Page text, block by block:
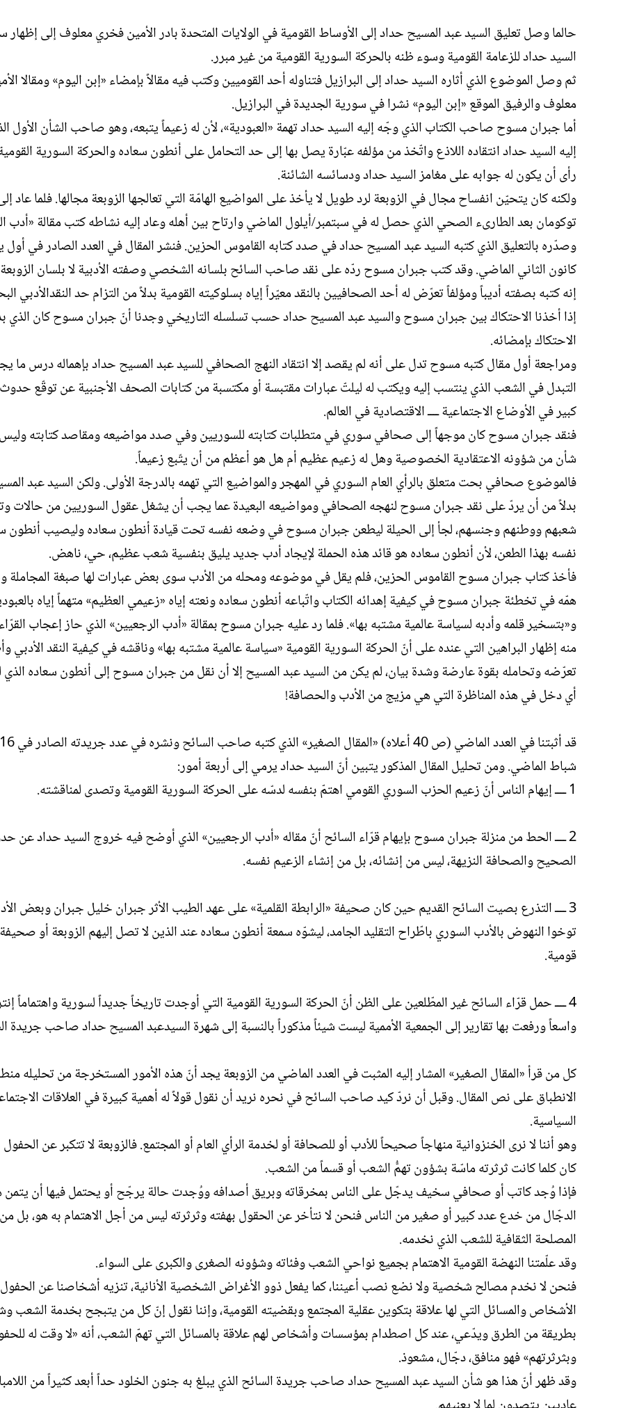
حالما وصل تعليق السيد عبد المسيح حداد إلى الأوساط القومية في الولايات المتحدة بادر الأمين فخري معلوف إلى
السيد حداد للزعامة القومية وسوء ظنه بالحركة السورية القومية من غير مبرر.
ثم وصل الموضوع الذي أثاره السيد حداد إلى البرازيل فتناوله أحد القوميين وكتب فيه مقالاً بإمضاء «إبن اليوم» ومقالا
معلوف والرفيق الموقع «إبن اليوم» نشرا في سورية الجديدة في البرازيل.
أما جبران مسوح صاحب الكتاب الذي وجّه إليه السيد حداد تهمة «العبودية»، لأن له زعيماً يتبعه، وهو صاحب الشأن الأول
إليه السيد حداد انتقاده اللاذع واتّخذ من مؤلفه عبّارة يصل بها إلى حد التحامل على أنطون سعاده والحركة السورية
رأى أن يكون له جوابه على مغامز السيد حداد ودسائسه الشائنة.
ولكنه كان يتحيّن انفساح مجال في الزوبعة لرد طويل لا يأخذ على المواضيع الهامّة التي تعالجها الزوبعة مجالها. فلما عاد
توكومان بعد الطارىء الصحي الذي حصل له في سبتمبر/أيلول الماضي وارتاح بين أهله وعاد إليه نشاطه كتب مقالة «أدب
وصدّره بالتعليق الذي كتبه السيد عبد المسيح حداد في صدد كتابه القاموس الحزين. فنشر المقال في العدد الصادر في أول
كانون الثاني الماضي. وقد كتب جبران مسوح ردّه على نقد صاحب السائح بلسانه الشخصي وصفته الأدبية لا بلسان
إنه كتبه بصفته أديباً ومؤلفاً تعرّض له أحد الصحافيين بالنقد معيّراً إياه بسلوكيته القومية بدلاً من التزام حد النقدالأدبي
إذا أخذنا الاحتكاك بين جبران مسوح والسيد عبد المسيح حداد حسب تسلسله التاريخي وجدنا أنّ جبران مسوح كان الذي
الاحتكاك بإمضائه.
ومراجعة أول مقال كتبه مسوح تدل على أنه لم يقصد إلا انتقاد النهج الصحافي للسيد عبد المسيح حداد بإهماله درس ما
التبدل في الشعب الذي ينتسب إليه ويكتب له ليلتّ عبارات مقتبسة أو مكتسبة من كتابات الصحف الأجنبية عن توقّع
كبير في الأوضاع الاجتماعية ــــ الاقتصادية في العالم.
فنقد جبران مسوح كان موجهاً إلى صحافي سوري في متطلبات كتابته للسوريين وفي صدد مواضيعه ومقاصد كتابته
شأن من شؤونه الاعتقادية الخصوصية وهل له زعيم عظيم أم هل هو أعظم من أن يتّبع زعيماً.
فالموضوع صحافي بحت متعلق بالرأي العام السوري في المهجر والمواضيع التي تهمه بالدرجة الأولى. ولكن السيد عبد
بدلاً من أن يردّ على نقد جبران مسوح لنهجه الصحافي ومواضيعه البعيدة عما يجب أن يشغل عقول السوريين من حالات
شعبهم ووطنهم وجنسهم، لجأ إلى الحيلة ليطعن جبران مسوح في وضعه نفسه تحت قيادة أنطون سعاده وليصيب أنطون
نفسه بهذا الطعن، لأن أنطون سعاده هو قائد هذه الحملة لإيجاد أدب جديد يليق بنفسية شعب عظيم، حي، ناهض.
فأخذ كتاب جبران مسوح القاموس الحزين، فلم يقل في موضوعه ومحله من الأدب سوى بعض عبارات لها صبغة
همّه في تخطئة جبران مسوح في كيفية إهدائه الكتاب واتّباعه أنطون سعاده ونعته إياه «زعيمي العظيم» متهماً إياه
و«بتسخير قلمه وأدبه لسياسة عالمية مشتبه بها». فلما رد عليه جبران مسوح بمقالة «أدب الرجعيين» الذي حاز إعجاب
منه إظهار البراهين التي عنده على أنّ الحركة السورية القومية «سياسة عالمية مشتبه بها» وناقشه في كيفية النقد الأدبي
تعرّضه وتحامله بقوة عارضة وشدة بيان، لم يكن من السيد عبد المسيح إلا أن نقل من جبران مسوح إلى أنطون سعاده الذي
أي دخل في هذه المناظرة التي هي مزيج من الأدب والحصافة!
شباط الماضي. ومن تحليل المقال المذكور يتبين أنّ السيد حداد يرمي إلى أربعة أمور:
1 ــــ إيهام الناس أنّ زعيم الحزب السوري القومي اهتمّ بنفسه لدسّه على الحركة السورية القومية وتصدى لمناقشته.
2 ــــ الحط من منزلة جبران مسوح بإيهام قرّاء السائح أنّ مقاله «أدب الرجعيين» الذي أوضح فيه خروج السيد حداد عن
الصحيح والصحافة النزيهة، ليس من إنشائه، بل من إنشاء الزعيم نفسه.
3 ــــ التذرع بصيت السائح القديم حين كان صحيفة «الرابطة القلمية» على عهد الطيب الأثر جبران خليل جبران وبعض
توخوا النهوض بالأدب السوري باطّراح التقليد الجامد، ليشوّه سمعة أنطون سعاده عند الذين لا تصل إليهم الزوبعة أو
قومية.
4 ــــ حمل قرّاء السائح غير المطّلعين على الظن أنّ الحركة السورية القومية التي أوجدت تاريخاً جديداً لسورية واهتماماً
واسعاً ورفعت بها تقارير إلى الجمعية الأممية ليست شيئاً مذكوراً بالنسبة إلى شهرة السيدعبد المسيح حداد صاحب جريدة
كل من قرأ «المقال الصغير» المشار إليه المثبت في العدد الماضي من الزوبعة يجد أنّ هذه الأمور المستخرجة من تحليله
الانطباق على نص المقال. وقبل أن نردّ كيد صاحب السائح في نحره نريد أن نقول قولاً له أهمية كبيرة في العلاقات
السياسية.
وهو أننا لا نرى الخنزوانية منهاجاً صحيحاً للأدب أو للصحافة أو لخدمة الرأي العام أو المجتمع. فالزوبعة لا تتكبر عن الحفول
كان كلما كانت ثرثرته ماسّة بشؤون تهمُّ الشعب أو قسماً من الشعب.
فإذا وُجد كاتب أو صحافي سخيف يدجّل على الناس بمخرقاته وبريق أصدافه ووُجدت حالة يرجّح أو يحتمل فيها أن يتمن
الدجّال من خدع عدد كبير أو صغير من الناس فنحن لا نتأخر عن الحقول بهفته وثرثرته ليس من أجل الاهتمام به هو، بل
المصلحة الثقافية للشعب الذي نخدمه.
وقد علّمتنا النهضة القومية الاهتمام بجميع نواحي الشعب وفئاته وشؤونه الصغرى والكبرى على السواء.
فنحن لا نخدم مصالح شخصية ولا نضع نصب أعيننا، كما يفعل ذوو الأغراض الشخصية الأنانية، تنزيه أشخاصنا عن
الأشخاص والمسائل التي لها علاقة بتكوين عقلية المجتمع وبقضيته القومية، وإننا نقول إنّ كل من يتبجح بخدمة الشعب
بطريقة من الطرق ويدّعي، عند كل اصطدام بمؤسسات وأشخاص لهم علاقة بالمسائل التي تهمّ الشعب، أنه «لا وقت له
وبثرثرتهم» فهو منافق، دجّال، مشعوذ.
وقد ظهر أنّ هذا هو شأن السيد عبد المسيح حداد صاحب جريدة السائح الذي يبلغ به جنون الخلود حداً أبعد كثيراً من